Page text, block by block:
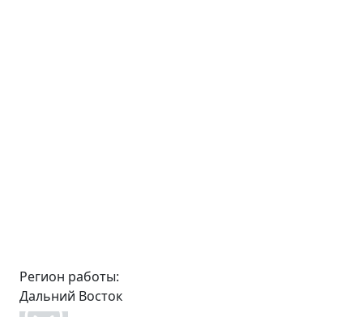
Регион работы:
Дальний Восток